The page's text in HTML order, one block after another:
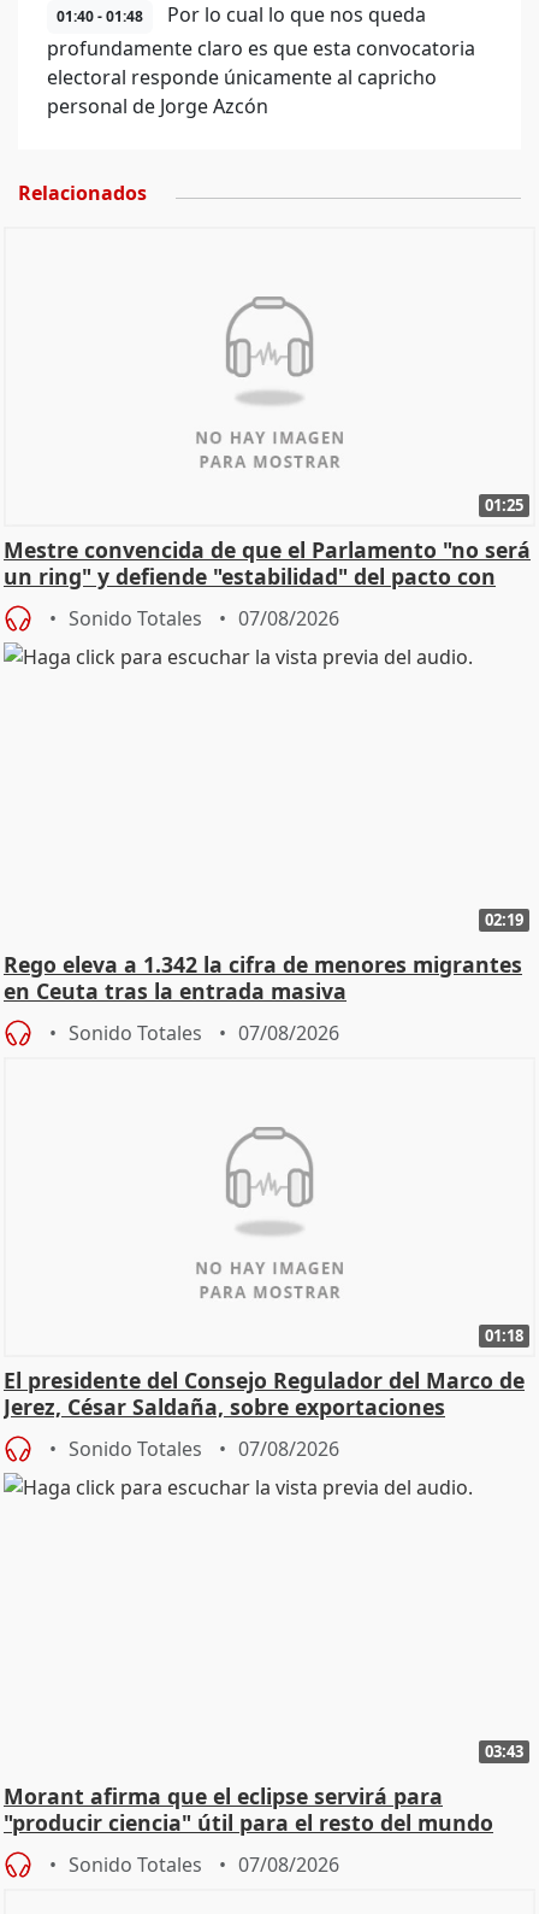
01:40 - 01:48
Por lo cual lo que nos queda
profundamente claro es que esta convocatoria
electoral responde únicamente al capricho
personal de Jorge Azcón
Relacionados
01:25
Mestre convencida de que el Parlamento "no será
un ring" y defiende "estabilidad" del pacto con
Vox
Sonido Totales 07/08/2026
02:19
Rego eleva a 1.342 la cifra de menores migrantes
en Ceuta tras la entrada masiva
Sonido Totales 07/08/2026
01:18
El presidente del Consejo Regulador del Marco de
Jerez, César Saldaña, sobre exportaciones
Sonido Totales 07/08/2026
03:43
Morant afirma que el eclipse servirá para
"producir ciencia" útil para el resto del mundo
Sonido Totales 07/08/2026